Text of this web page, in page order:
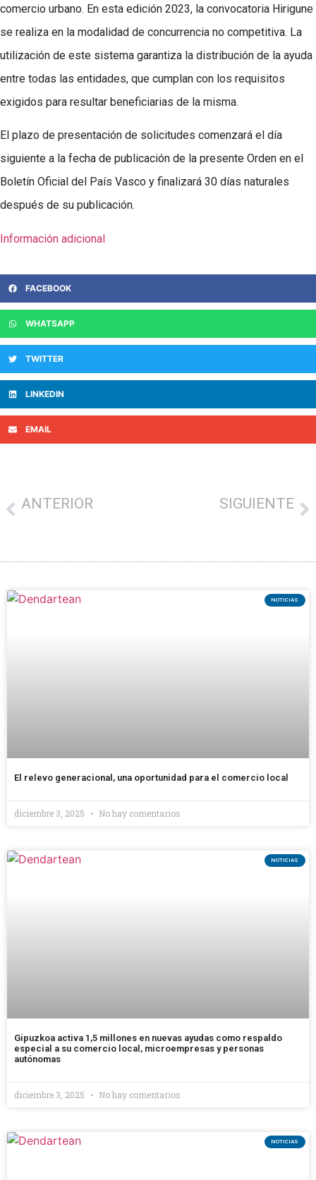
comercio urbano. En esta edición 2023, la convocatoria Hirigune
se realiza en la modalidad de concurrencia no competitiva. La
utilización de este sistema garantiza la distribución de la ayuda
entre todas las entidades, que cumplan con los requisitos
exigidos para resultar beneficiarias de la misma.
El plazo de presentación de solicitudes comenzará el día
siguiente a la fecha de publicación de la presente Orden en el
Boletín Oficial del País Vasco y finalizará 30 días naturales
después de su publicación.
Información adicional
FACEBOOK
WHATSAPP
TWITTER
LINKEDIN
EMAIL
ANTERIOR SIGUIENTE
NOTICIAS
El relevo generacional, una oportunidad para el comercio local
diciembre 3, 2025 No hay comentarios
NOTICIAS
Gipuzkoa activa 1,5 millones en nuevas ayudas como respaldo
especial a su comercio local, microempresas y personas
autónomas
diciembre 3, 2025 No hay comentarios
NOTICIAS